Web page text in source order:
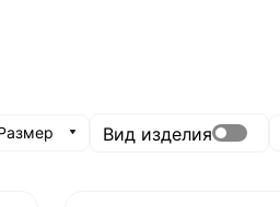
Вид изделия